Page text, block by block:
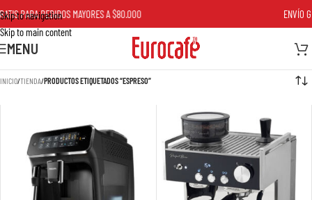
Skip to navigation
Skip to main content
PARA PEDIDOS MAYORES A $80.000 ENVÍO
MENU
INICIO/TIENDA/PRODUCTOS ETIQUETADOS “ESPRESO”